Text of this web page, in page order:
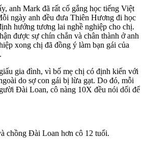
anh Mark đã rất cố gắng học tiếng Việt
ngày anh đều đưa Thiên Hương đi học
hướng tương lai nghề nghiệp cho chị.
được sự chín chắn và chân thành ở anh
xong chị đã đồng ý làm bạn gái của
gia đình, vì bố mẹ chị có định kiến với
do sợ con gái bị lừa gạt. Do đó, mỗi
Đài Loan, cô nàng 10X đều nói dối để
chồng Đài Loan hơn cô 12 tuổi.